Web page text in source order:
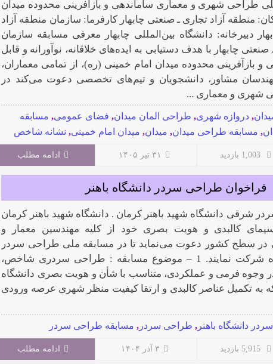
طراحی شهری و معماری ساماندهی و بازآفرینی محدوده میدان
منطقه آزاد تجاری ـ صنعتی چابهار کارفرما: سازمان منطقه آزاد
دبیرخانه: دانشگاه بین‌المللی چابهار معرفی مسابقه سازمان
چابهار با هدف دستیابی به ایده‌های خلاقانه، نوآورانه و قابل
و بازآفرینی محدوده میدان امام خمینی (ره)، از تمامی معماران،
مشاور، دانشجویان و تیم‌های تخصصی دعوت می‌کند در
شهری و معماری ...
,دروازه شهری, طراحی المان میدان, فضای عمومی, مسابقه
, مسابقه طراحی میدان, میدان, میدان امام خمینی, نشانه شاخص
1,003 بازدید ۳۱ تیر ۱۴۰۵ ادامه مطلب
فراخوان طراحی سردر دانشگاه باهنر
شرقی دانشگاه شهید باهنر کرمان . دانشگاه شهید باهنر کرمان
سیمای کالبدی و هویت بصری خود از کلیه مهندسین معمار و
در سطح کشور دعوت می‌نماید تا در مسابقه ملی طراحی سردر
شرقی این دانشگاه شرکت نمایند. 1 – موضوع مسابقه : طراحی سردری شاخص،
وجوه فرمی و عملکردی، متناسب با شأن و هویت بصری دانشگاه
به تکمیل عناصر کالبدی و ارتقا کیفیت منظر شهری عرصه ورودی
سردر دانشگاه باهنر, طراحی سردر, مسابقه طراحی سردر
5,915 بازدید ۳ آذر ۱۴۰۴ ادامه مطلب